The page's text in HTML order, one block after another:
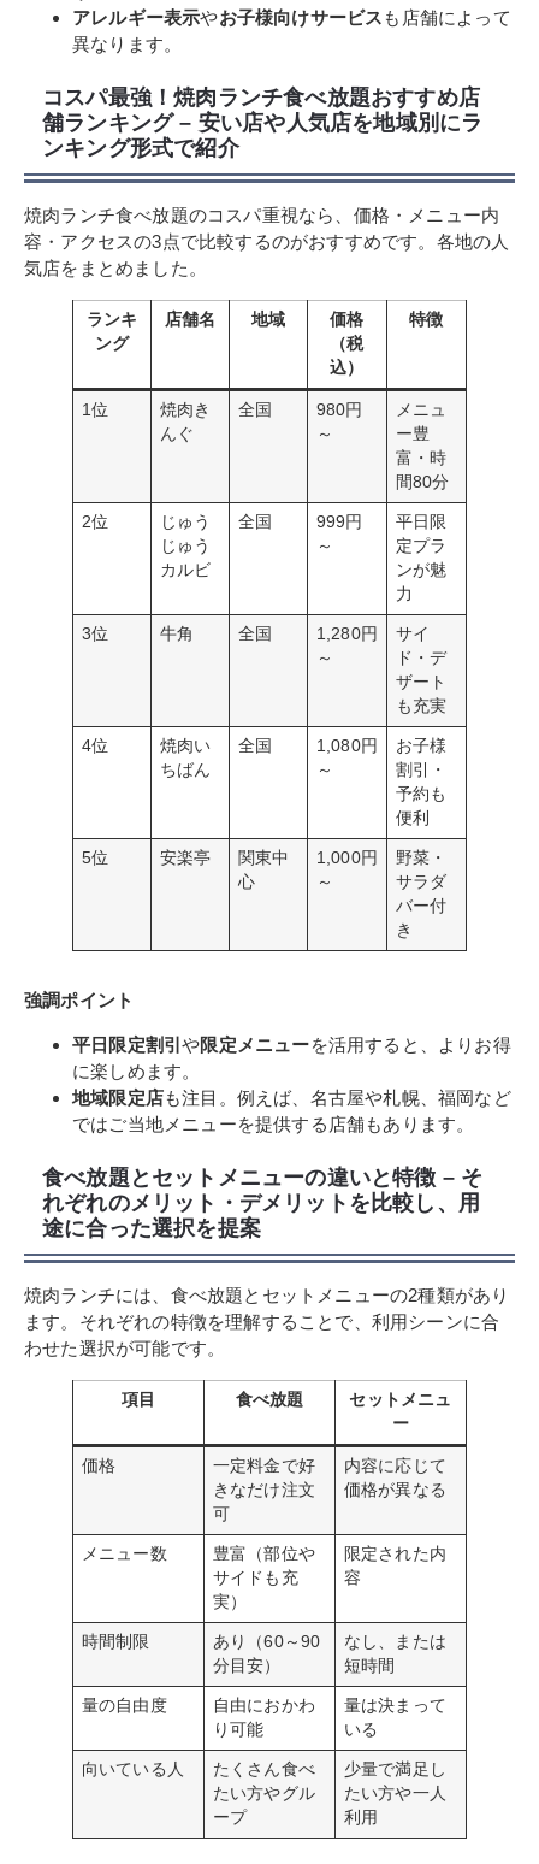
アレルギー表示やお子様向けサービス も店舗によって
異なります。
コスパ最強！焼肉ランチ食べ放題おすすめ店
舗ランキング – 安い店や人気店を地域別にラ
ンキング形式で紹介
焼肉ランチ食べ放題のコスパ重視なら、価格・メニュー内
容・アクセスの3点で比較するのがおすすめです。各地の人
気店をまとめました。
ランキ
ング
店舗名 地域
価格
（税
込）
特徴
1位
焼肉き
んぐ
全国
980円
～
メニュ
ー豊
富・時
間80分
2位
じゅう
じゅう
カルビ
全国
999円
～
平日限
定プラ
ンが魅
力
3位 牛角 全国
1,280円
～
サイ
ド・デ
ザート
も充実
4位
焼肉い
ちばん
全国
1,080円
～
お子様
割引・
予約も
便利
5位 安楽亭
関東中
心
1,000円
～
野菜・
サラダ
バー付
き
強調ポイント
平日限定割引や限定メニューを活用すると、よりお得
に楽しめます。
地域限定店も注目。例えば、名古屋や札幌、福岡など
ではご当地メニューを提供する店舗もあります。
食べ放題とセットメニューの違いと特徴 – そ
れぞれのメリット・デメリットを比較し、用
途に合った選択を提案
焼肉ランチには、食べ放題とセットメニューの2種類があり
ます。それぞれの特徴を理解することで、利用シーンに合
わせた選択が可能です。
項目 食べ放題
セットメニュ
ー
価格
一定料金で好
きなだけ注文
可
内容に応じて
価格が異なる
メニュー数
豊富（部位や
サイドも充
実）
限定された内
容
時間制限
あり（60～90
分目安）
なし、または
短時間
量の自由度
自由におかわ
り可能
量は決まって
いる
向いている人
たくさん食べ
たい方やグル
ープ
少量で満足し
たい方や一人
利用